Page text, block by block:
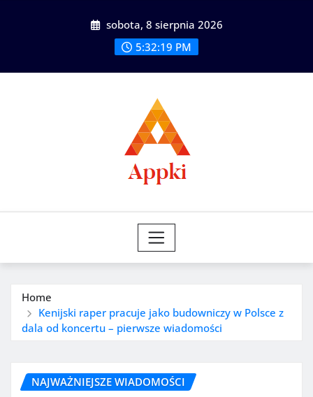
sobota, 8 sierpnia 2026
5:32:20 PM
Home
Kenijski raper pracuje jako budowniczy w Polsce z
dala od koncertu – pierwsze wiadomości
NAJWAŻNIEJSZE WIADOMOŚCI